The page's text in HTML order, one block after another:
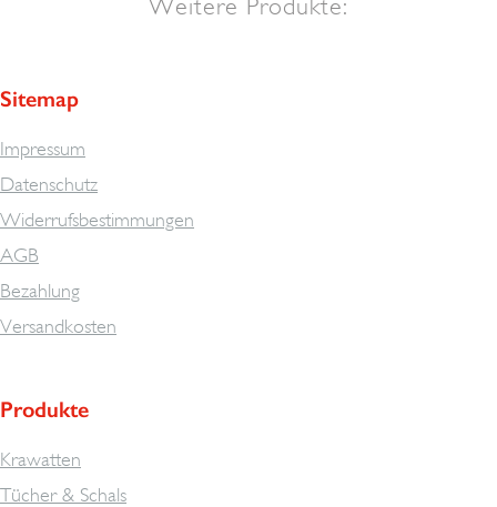
Weitere Produkte:
Sitemap
Impressum
Datenschutz
Widerrufsbestimmungen
AGB
Bezahlung
Versandkosten
Produkte
Krawatten
Tücher & Schals